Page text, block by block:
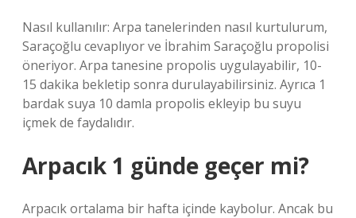
Nasıl kullanılır: Arpa tanelerinden nasıl kurtulurum,
Saraçoğlu cevaplıyor ve İbrahim Saraçoğlu propolisi
öneriyor. Arpa tanesine propolis uygulayabilir, 10-
15 dakika bekletip sonra durulayabilirsiniz. Ayrıca 1
bardak suya 10 damla propolis ekleyip bu suyu
içmek de faydalıdır.
Arpacık 1 günde geçer mi?
Arpacık ortalama bir hafta içinde kaybolur. Ancak bu